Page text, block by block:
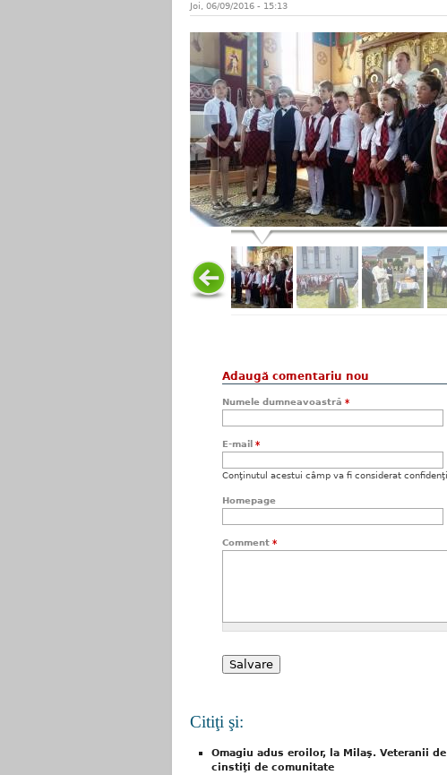
Joi, 06/09/2016 - 15:13
Adaugă comentariu nou
Numele dumneavoastră *
E-mail *
Conţinutul acestui câmp va fi considerat
Homepage
Comment *
Citiţi şi:
Omagiu adus eroilor, la Milaş. Veteranii
cinstiţi de comunitate